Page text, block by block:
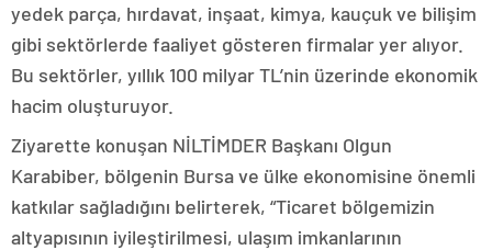
yedek parça, hırdavat, inşaat, kimya, kauçuk ve bilişim
gibi sektörlerde faaliyet gösteren firmalar yer alıyor.
Bu sektörler, yıllık 100 milyar TL’nin üzerinde ekonomik
hacim oluşturuyor.
Ziyarette konuşan NİLTİMDER Başkanı Olgun
Karabiber, bölgenin Bursa ve ülke ekonomisine önemli
katkılar sağladığını belirterek, “Ticaret bölgemizin
altyapısının iyileştirilmesi, ulaşım imkanlarının